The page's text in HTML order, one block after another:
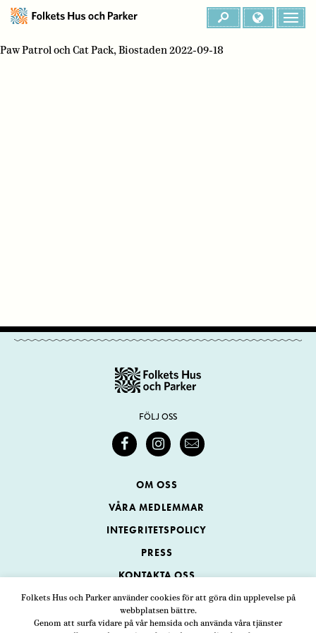
Folkets Hus och Parker använder cookies för att göra din upplevelse på
webbplatsen bättre.
Genom att surfa vidare på vår hemsida och använda våra tjänster
Paw Patrol och Cat Pack, Biostaden 2022-09-18
FÖLJ OSS
OM OSS
VÅRA MEDLEMMAR
INTEGRITETSPOLICY
PRESS
KONTAKTA OSS
Folkets Hus och Parker